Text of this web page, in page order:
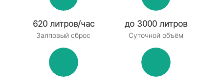
620 литров/час
Залповый сброс
до 3000 литров
Суточной объём